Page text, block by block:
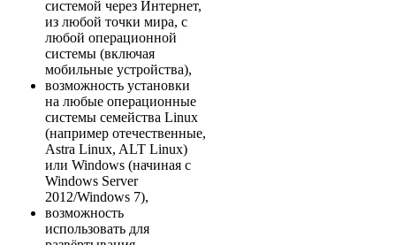
системой через Интернет,
из любой точки мира, с
любой операционной
системы (включая
мобильные устройства),
возможность установки
на любые операционные
системы семейства Linux
(например отечественные,
Astra Linux, ALT Linux)
или Windows (начиная с
Windows Server
2012/Windows 7),
возможность
использовать для